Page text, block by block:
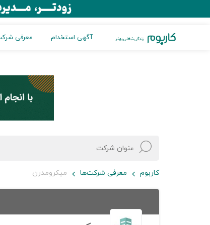
آگهی استخدام معرفی
کاربوم معرفی شرکت‌ها میکرومدرن